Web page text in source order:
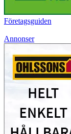
Företagsguiden
Annonser